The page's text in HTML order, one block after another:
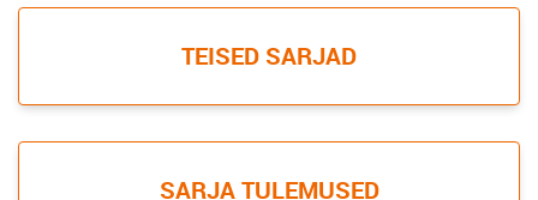
TEISED SARJAD
SARJA TULEMUSED